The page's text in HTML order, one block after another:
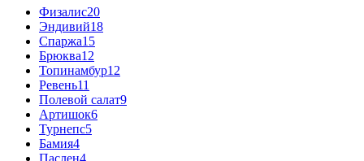
Физалис20
Эндивий18
Спаржа15
Брюква12
Топинамбур12
Ревень11
Полевой салат9
Артишок6
Турнепс5
Бамия4